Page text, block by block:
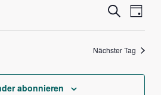
Suche
und
Ansichten,
Navigation
Suche
Tag
Nächster Tag
abonnieren